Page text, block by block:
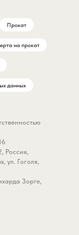
Прокат
на прокат
данных
Россия,
ул. Гоголя,
Зорге,